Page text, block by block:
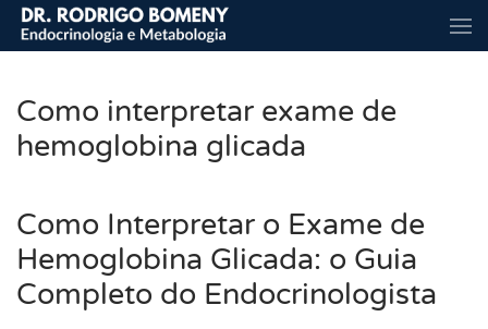
Como interpretar exame de
hemoglobina glicada
Como Interpretar o Exame de
Hemoglobina Glicada: o Guia
Completo do Endocrinologista